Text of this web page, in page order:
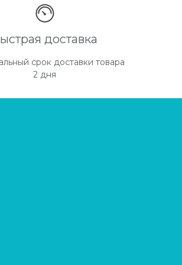
свяжется с
доставка
срок доставки товара
2 дня